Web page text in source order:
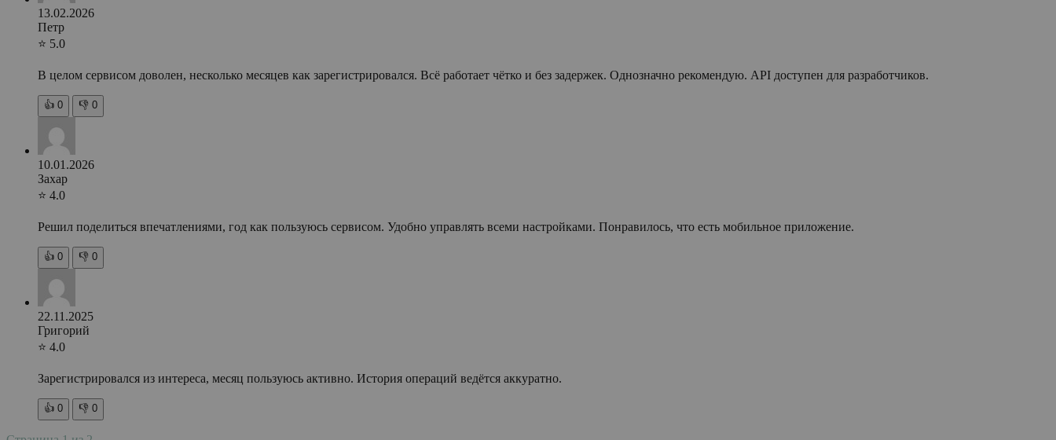
13.02.2026
Петр
⭐ 5.0
В целом сервисом доволен, несколько месяцев как зарегистрировался. Всё работает чётко и без задержек. Однозначно рекомендую. API доступен для разработчиков.
👍 0 👎 0
10.01.2026
Захар
⭐ 4.0
Решил поделиться впечатлениями, год как пользуюсь сервисом. Удобно управлять всеми настройками. Понравилось, что есть мобильное приложение.
👍 0 👎 0
22.11.2025
Григорий
⭐ 4.0
Зарегистрировался из интереса, месяц пользуюсь активно. История операций ведётся аккуратно.
👍 0 👎 0